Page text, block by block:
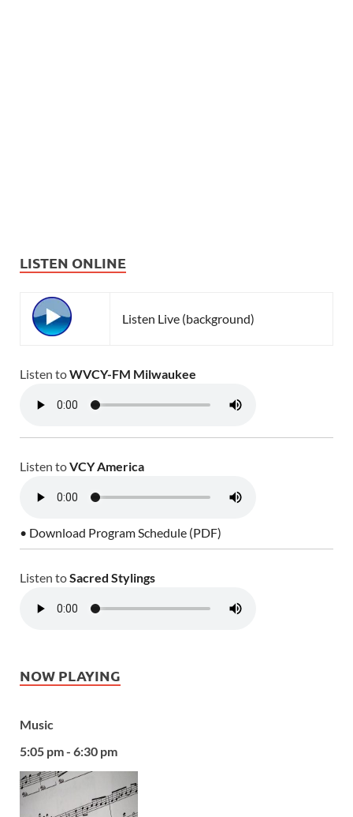
LISTEN ONLINE
Listen Live (background)
Listen toWVCY-FM Milwaukee
Listen toVCY America
• Download Program Schedule (PDF)
Listen toSacred Stylings
NOW PLAYING
Music
5:05 pm - 6:30 pm